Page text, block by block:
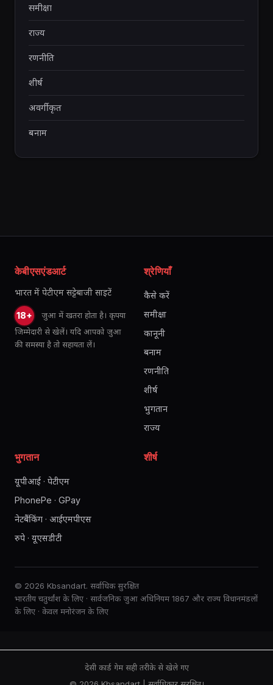
समीक्षा
राज्य
रणनीति
शीर्ष
अवर्गीकृत
बनाम
केबीएसएंडआर्ट
भारत में पेटीएम सट्टेबाजी साइटें
18+
जुआ में खतरा होता है। कृपया
जिम्मेदारी से खेलें। यदि आपको जुआ
की समस्या है तो सहायता लें।
श्रेणियाँ
कैसे करें
समीक्षा
कानूनी
बनाम
रणनीति
शीर्ष
भुगतान
राज्य
भुगतान
यूपीआई · पेटीएम
PhonePe · GPay
नेटबैंकिंग · आईएमपीएस
रुपे · यूएसडीटी
शीर्ष
© 2026 Kbsandart. सर्वाधिक सुरक्षित
भारतीय चतुर्थांश के लिए · सार्वजनिक जुआ अधिनियम 1867 और राज्य विधानमंडलों
के लिए · केवल मनोरंजन के लिए
देसी कार्ड गेम सही तरीके से खेले गए